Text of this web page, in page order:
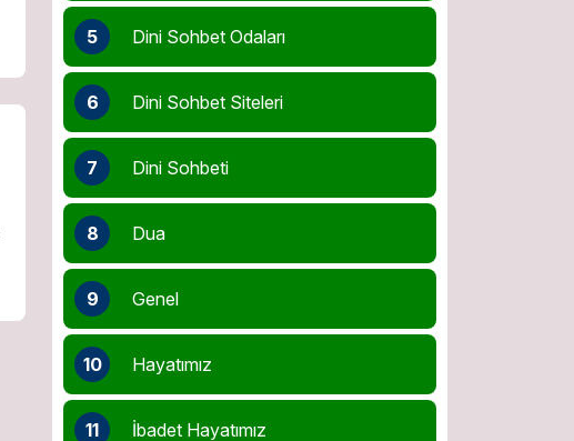
5 Dini Sohbet Odaları
6 Dini Sohbet Siteleri
7 Dini Sohbeti
8 Dua
9 Genel
10 Hayatımız
11 İbadet Hayatımız